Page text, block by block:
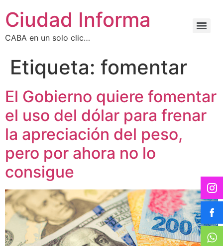
Ciudad Informa
CABA en un solo clic…
Etiqueta: fomentar
El Gobierno quiere fomentar
el uso del dólar para frenar
la apreciación del peso,
pero por ahora no lo
consigue